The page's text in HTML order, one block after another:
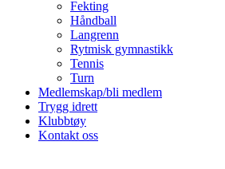
Fekting
Håndball
Langrenn
Rytmisk gymnastikk
Tennis
Turn
Medlemskap/bli medlem
Trygg idrett
Klubbtøy
Kontakt oss